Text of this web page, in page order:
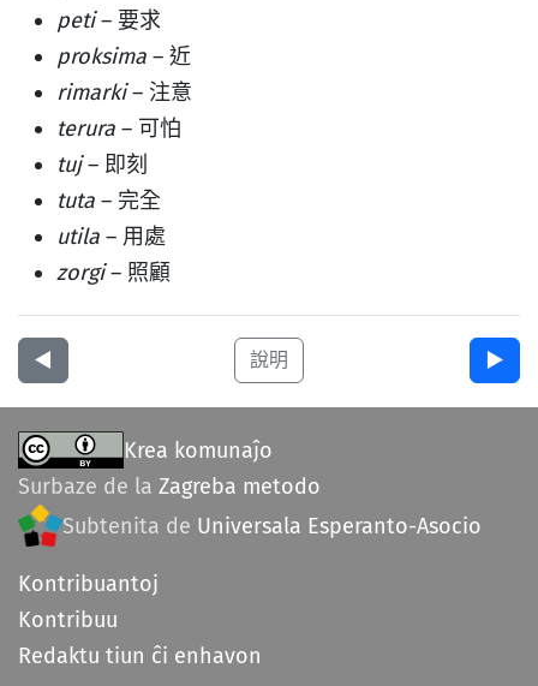
peti– 要求
proksima – 近
rimarki– 注意
terura – 可怕
tuj– 即刻
tuta – 完全
utila – 用處
zorgi– 照顧
◀︎ 說明 ▶︎
Krea komunaĵo
Surbaze de la Zagreba metodo
Subtenita de Universala Esperanto-Asocio
Kontribuantoj
Kontribuu
Redaktu tiun ĉi enhavon